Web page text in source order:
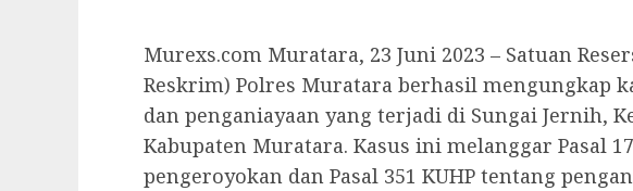
Murexs.com Muratara, 23 Juni 2023 – Satuan
Reskrim) Polres Muratara berhasil mengungkap
dan penganiayaan yang terjadi di Sungai Jernih,
Kabupaten Muratara. Kasus ini melanggar Pasal
pengeroyokan dan Pasal 351 KUHP tentang